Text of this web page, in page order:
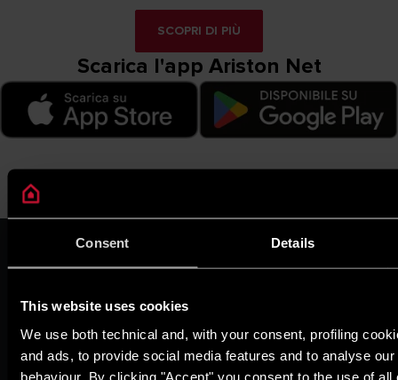
Consent Details
This website uses cookies
We use both technical and, with your consent, profiling
and ads, to provide social media features and to analyse
behaviour. By clicking "Accept" you consent to the use of all
SCOPRI DI PIÙ
Scarica l'app Ariston Net
ARISTON GROUP
Il brand Ariston
Fatti ed evidenze di
sostenibilità
Carriere
THE COMFORT WAY